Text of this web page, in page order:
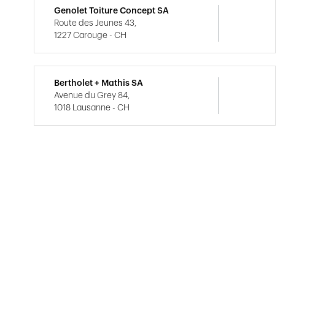
Genolet Toiture Concept SA
Route des Jeunes 43,
1227 Carouge - CH
Bertholet + Mathis SA
Avenue du Grey 84,
1018 Lausanne - CH